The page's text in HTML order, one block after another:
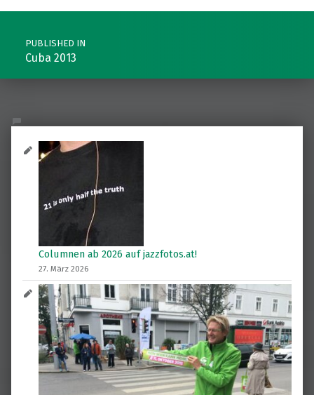
Post navigation
PUBLISHED IN
Cuba 2013
Columnen ab 2026 auf jazzfotos.at!
27. März 2026